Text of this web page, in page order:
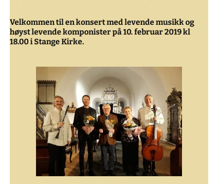
Velkommen til en konsert med levende musikk og
høyst levende komponister på 10. februar 2019 kl
18.00 i Stange Kirke.